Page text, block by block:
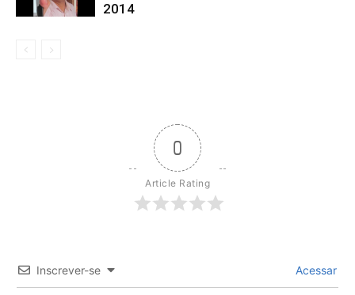
2014
0
Article Rating
Inscrever-se Acessar